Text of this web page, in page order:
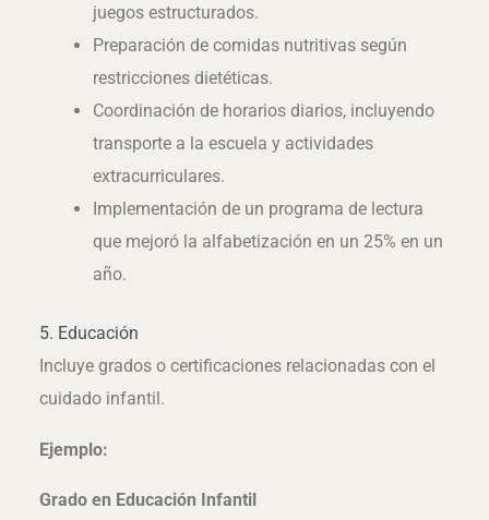
juegos estructurados.
Preparación de comidas nutritivas según
restricciones dietéticas.
Coordinación de horarios diarios, incluyendo
transporte a la escuela y actividades
extracurriculares.
Implementación de un programa de lectura
que mejoró la alfabetización en un 25% en un
año.
5. Educación
Incluye grados o certificaciones relacionadas con el
cuidado infantil.
Ejemplo:
Grado en Educación Infantil